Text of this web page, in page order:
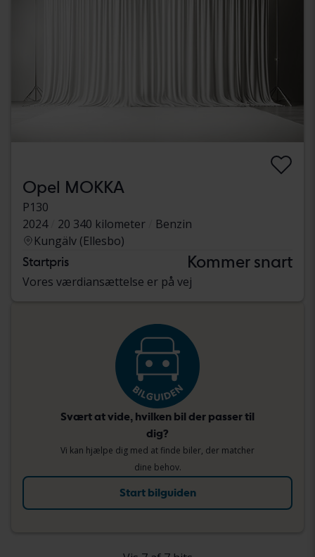
Opel MOKKA
P130
2024
20 340 kilometer
Benzin
Kungälv (Ellesbo)
Startpris Kommer snart
Vores værdiansættelse er på vej
Svært at vide, hvilken bil der passer til
dig?
Vi kan hjælpe dig med at finde biler, der matcher
dine behov.
Start bilguiden